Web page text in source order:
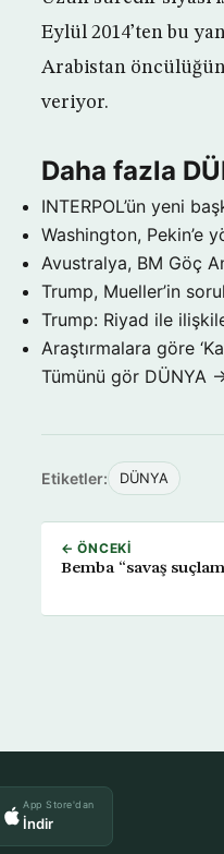
Eylül 2014’ten bu
Arabistan
veriyor.
Daha fazla
INTERPOL’ün yeni
Washington, Pekin’e
Avustralya, BM Göç
Trump, Mueller’in
Trump: Riyad ile
Araştırmalara göre
Tümünü gör DÜNYA
Etiketler: DÜNYA
← ÖNCEKI
Bemba “savaş
App Store'dan
İndir